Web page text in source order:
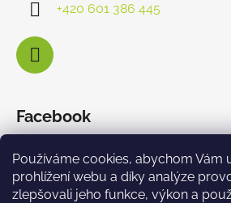
Používáme cookies, abychom Vám
prohlížení webu a díky analýze
zlepšovali jeho funkce, výkon a
+420 601 386 445
Facebook